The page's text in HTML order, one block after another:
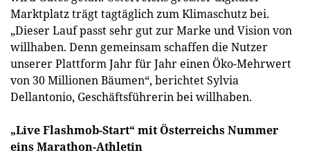
Marktplatz trägt tagtäglich zum Klimaschutz bei.
„Dieser Lauf passt sehr gut zur Marke und Vision von
willhaben. Denn gemeinsam schaffen die Nutzer
unserer Plattform Jahr für Jahr einen Öko-Mehrwert
von 30 Millionen Bäumen“, berichtet Sylvia
Dellantonio, Geschäftsführerin bei willhaben.
„Live Flashmob-Start“ mit Österreichs Nummer
eins Marathon-Athletin